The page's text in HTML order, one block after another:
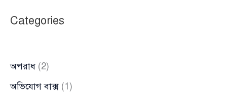
সেই
Categories
অপরাধ (2)
অভিযোগ বাক্স(1)